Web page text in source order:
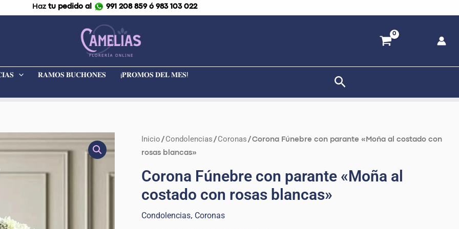
Haz tu pedido al 991 208 859 ó 983 103 022
𝐑𝐀𝐌𝐎𝐒 𝐁𝐔𝐂𝐇𝐎𝐍𝐄𝐒
¡𝐏𝐑𝐎𝐌𝐎𝐒 𝐃𝐄𝐋 𝐌𝐄𝐒!
Buscar
Inicio / Condolencias / Coronas / Corona Fúnebre con parante «Moña al costado con
rosas blancas»
Corona Fúnebre con parante «Moña al
costado con rosas blancas»
Condolencias, Coronas
El
precio
era:
S/ 399.99.
El
es:
S/ 300.00.
Corona
Fúnebre
parante
"Moña
costado